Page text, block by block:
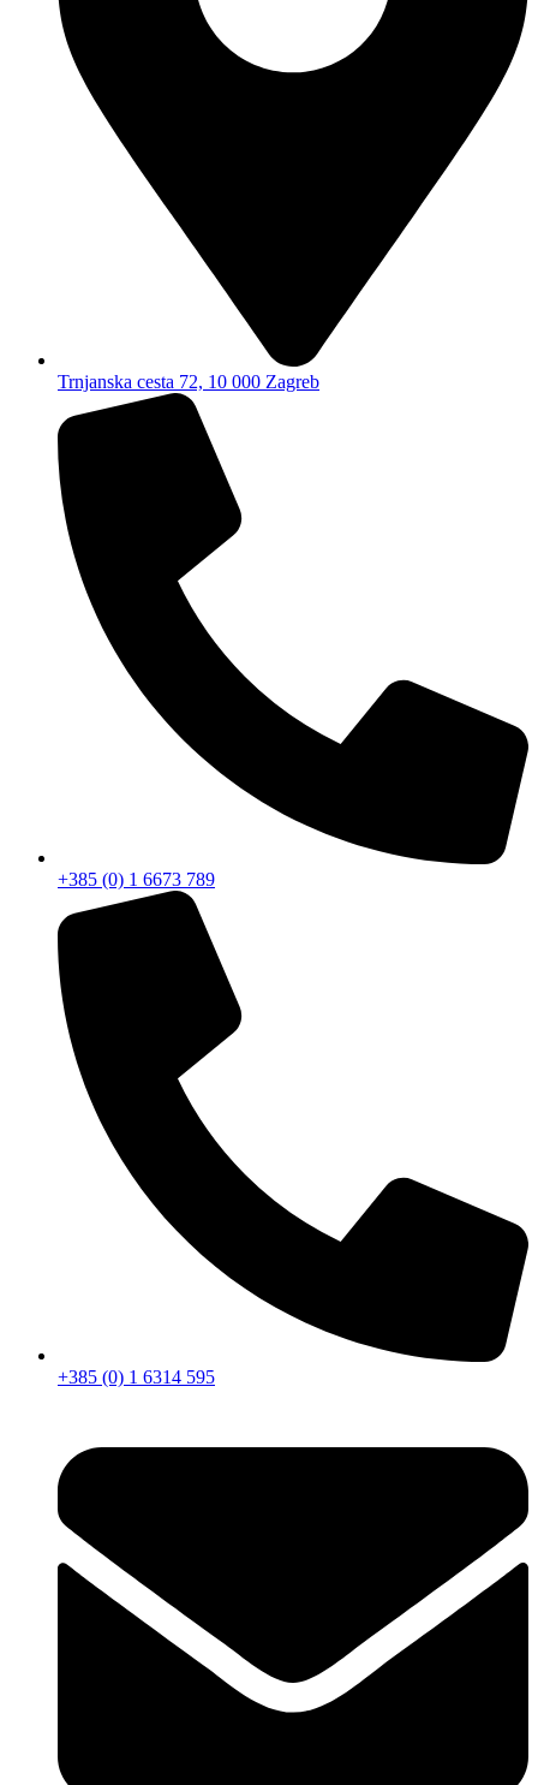
Trnjanska cesta 72, 10 000 Zagreb
+385 (0) 1 6673 789
+385 (0) 1 6314 595